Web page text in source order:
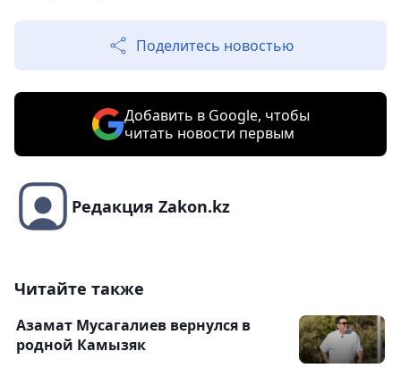
Поделитесь новостью
Добавить в Google, чтобы
читать новости первым
Редакция Zakon.kz
Читайте также
Азамат Мусагалиев вернулся в
родной Камызяк